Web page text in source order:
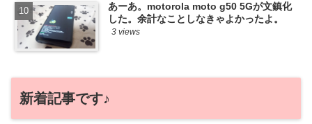
あーあ。motorola moto g50 5Gが文鎮化
した。余計なことしなきゃよかったよ。
3 views
新着記事です♪